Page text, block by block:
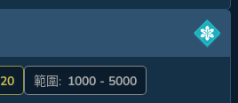
20 範圍: 1000 - 5000